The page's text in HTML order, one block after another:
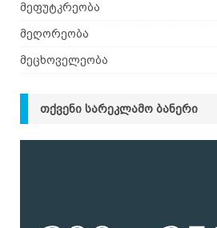
მეფუტკრეობა
მეღორეობა
მეცხოველეობა
ᲗᲥᲕᲔᲜᲘ ᲡᲐᲠᲔᲙᲚᲐᲛᲝ ᲑᲐᲜᲔᲠᲘ